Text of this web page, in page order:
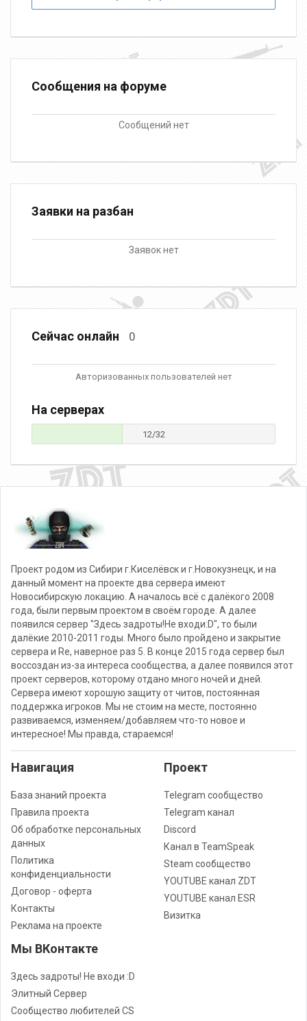
Сообщения на форуме
Сообщений нет
Заявки на разбан
Заявок нет
Сейчас онлайн 0
Авторизованных пользователей нет
На серверах
12/32
Проект родом из Сибири г.Киселёвск и г.Новокузнецк, и на
данный момент на проекте два сервера имеют
Новосибирскую локацию. А началось всё с далёкого 2008
года, были первым проектом в своём городе. А далее
появился сервер "Здесь задроты!Не входи:D", то были
далёкие 2010-2011 годы. Много было пройдено и закрытие
сервера и Re, наверное раз 5. В конце 2015 года сервер был
воссоздан из-за интереса сообщества, а далее появился этот
проект серверов, которому отдано много ночей и дней.
Сервера имеют хорошую защиту от читов, постоянная
поддержка игроков. Мы не стоим на месте, постоянно
развиваемся, изменяем/добавляем что-то новое и
интересное! Мы правда, стараемся!
Навигация
База знаний проекта
Правила проекта
Об обработке персональных
данных
Политика
конфиденциальности
Договор - оферта
Контакты
Реклама на проекте
Проект
Telegram сообщество
Telegram канал
Discord
Канал в TeamSpeak
Steam сообщество
YOUTUBE канал ZDT
YOUTUBE канал ESR
Визитка
Мы ВКонтакте
Здесь задроты! Не входи :D
Элитный Сервер
Сообщество любителей CS